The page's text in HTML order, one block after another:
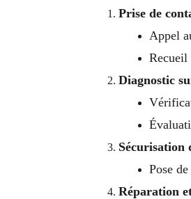
Prise de
Appel
Recueil
Diagnostic
Sécurisation
Pose
Réparation